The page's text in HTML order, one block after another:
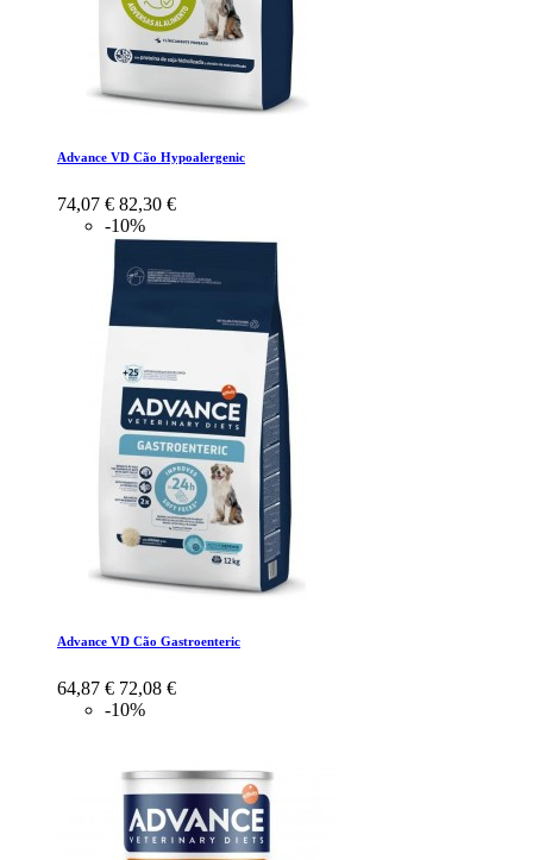
Advance VD Cão Hypoalergenic
74,07 € 82,30 €
-10%
Advance VD Cão Gastroenteric
64,87 € 72,08 €
-10%